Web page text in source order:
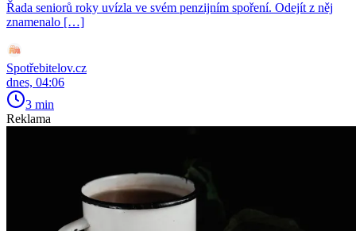
Řada seniorů roky uvízla ve svém penzijním spoření. Odejít z něj
znamenalo […]
Spotřebitelov.cz
dnes, 04:06
3 min
Reklama